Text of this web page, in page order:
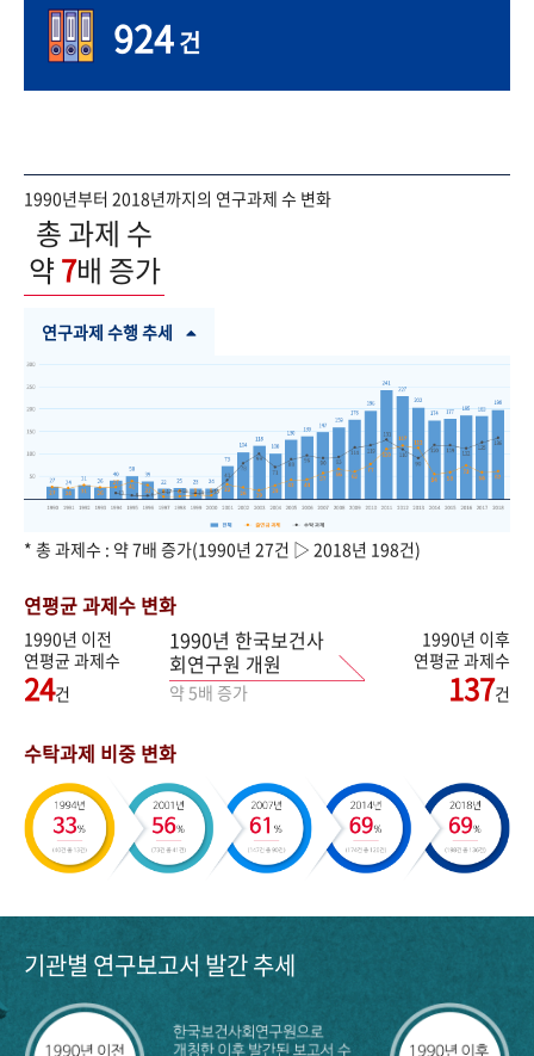
924건
1990년부터 2018년까지의 연구과제 수 변화
총 과제 수
약7배 증가
연구과제 수행 추세
* 총 과제수 : 약 7배 증가(1990년 27건 ▷ 2018년 198건)
연평균 과제수 변화
1990년 이전
연평균 과제수
24건
1990년 한국보건사
회연구원 개원
약 5배 증가
1990년 이후
연평균 과제수
137건
수탁과제 비중 변화
기관별 연구보고서 발간 추세